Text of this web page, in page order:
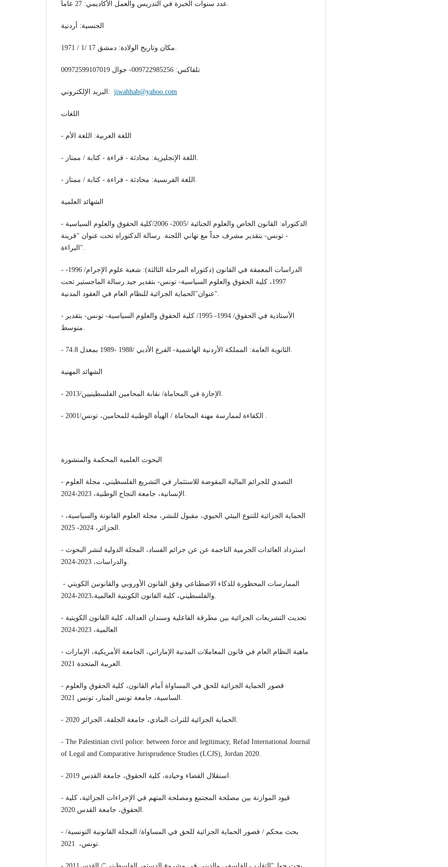
الجنسية: أردنية
تلفاكس: 009722985256- جوال 00972599107019
البريد الإلكتروني: jiwahhab@yahoo.com
اللغات
- اللغة العربية: اللغة الأم
- اللغة الفرنسية: محادثة - قراءة - كتابة / ممتاز.
الشهائد العلمية
- الدكتوراه: القانون الخاص والعلوم الجنائية /2005- 2006/كلية الحقوق والعلوم السياسية
- تونس- بتقدير مشرف جداً مع تهاني اللجنة. رسالة الدكتوراه تحت عنوان "قرينة
البراءة".
- الدراسات المعمقة في القانون (دكتوراه المرحلة الثالثة): شعبة علوم الإجرام/ 1996-
1997، كلية الحقوق والعلوم السياسية- تونس- بتقدير جيد.رسالة الماجستير تحت
عنوان"الحماية الجزائية للنظام العام في العقود المدنية".
- الأستاذية في الحقوق/ 1994- 1995/ كلية الحقوق والعلوم السياسية- تونس- بتقدير
متوسط.
- الثانوية العامة: المملكة الأردنية الهاشمية- الفرع الأدبي /1988 -1989 بمعدل 74.8.
الشهائد المهنية
- الإجازة في المحاماة/ نقابة المحامين الفلسطينيين/2013.
- الكفاءة لممارسة مهنة المحاماة / الهيأة الوطنية للمحامين، تونس/2001 .
البحوث العلمية المحكمة والمنشورة
- التصدي للجرائم المالية المقوضة للاستثمار في التشريع الفلسطيني، مجلة العلوم
الإنسانية، جامعة النجاح الوطنية، 2023-2024.
- الحماية الجزائية للتنوع البيئي الحيوي، مقبول للنشر، مجلة العلوم القانونة والسياسية،
الجزائر، 2024- 2025.
- استرداد العائدات الجرمية الناجمة عن عن جرائم الفساد، المجلة الدولية لنشر البحوث
والدراسات، 2023-2024.
- الممارسات المحظورة للذكاء الاصطناعي وفق القانون الأوروبي والقانونين الكويتي
والفلسطيني، كلية القانون الكويتية العالمية،2023-2024.
- تحديث التشريعات الجزائية بين مطرقة الفاعلية وسندان العدالة، كلية القانون الكويتية
العالمية، 2023-2024
- ماهية النظام العام في قانون المعاملات المدنية الإماراتي، الجامعة الأمريكية، الإمارات
العربية المتحدة 2021.
- قصور الحماية الجزائية للحق في المساواة أمام القانون، كلية الحقوق والعلوم
الساسية، جامعة تونس المنار، تونس 2021.
- الحماية الجزائية للتراث المادي، جامعة الجلفة، الجزائر 2020.
- The Palestinian civil police: between force and legitimacy, Refad International Journal
of Legal and Comparative Jurisprudence Studies (LCJS), Jordan 2020.
- استقلال القضاء وحياده، كلية الحقوق، جامعة القدس 2019.
- قيود الموازنة بين مصلحة المجتمع ومصلحة المتهم في الإجراءات الجزائية، كلية
الحقوق، جامعة القدس.2020.
- بحث محكم / قصور الحماية الجزائية للحق في المساواة/ المجلة القانونية التونسية/
تونس، 2021.